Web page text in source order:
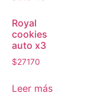
Royal
cookies
auto x3
$27170
Leer más